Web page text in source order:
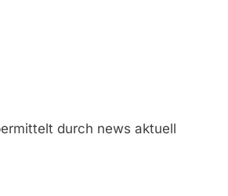
durch news aktuell